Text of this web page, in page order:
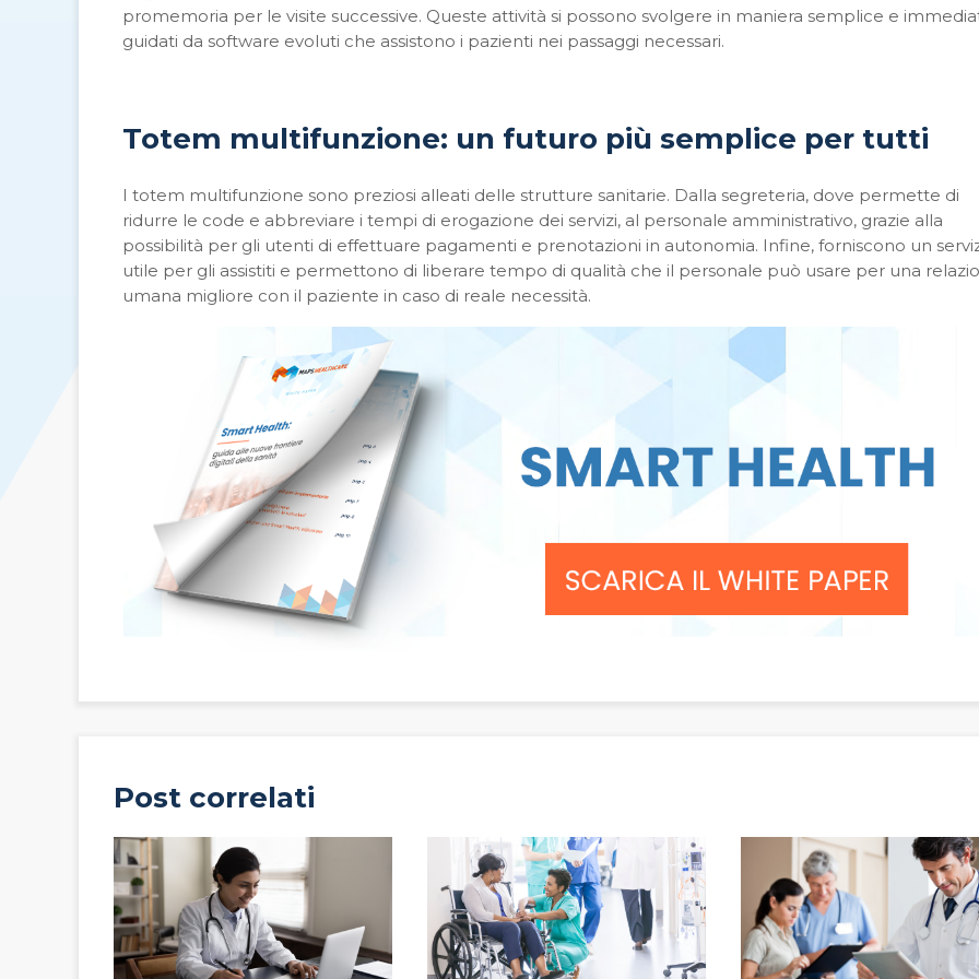
promemoria per le visite successive. Queste attività si possono svolgere in maniera semplice e
guidati da software evoluti che assistono i pazienti nei passaggi necessari.
Totem multifunzione: un futuro più semplice per tutti
I totem multifunzione sono preziosi alleati delle strutture sanitarie. Dalla segreteria, dove permette di
ridurre le code e abbreviare i tempi di erogazione dei servizi, al personale amministrativo, grazie alla
possibilità per gli utenti di effettuare pagamenti e prenotazioni in autonomia. Infine, forniscono un
utile per gli assistiti e permettono di liberare tempo di qualità che il personale può usare per una
umana migliore con il paziente in caso di reale necessità.
Post correlati